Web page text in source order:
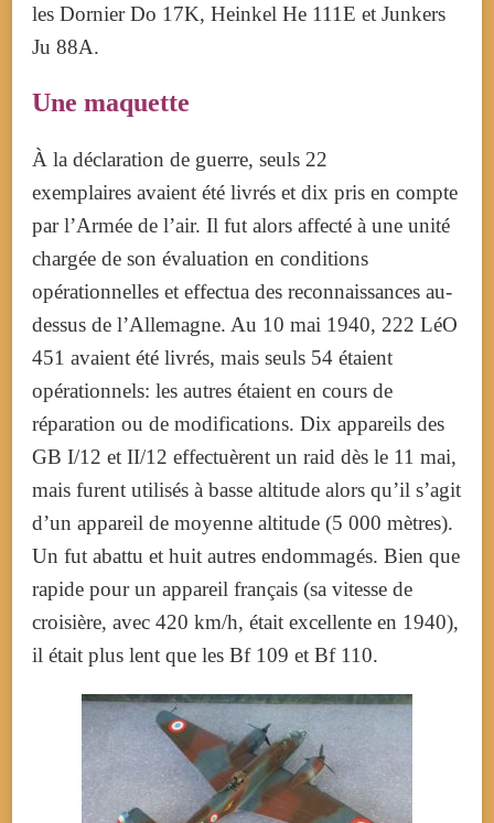
les Dornier Do 17K, Heinkel He 111E et Junkers
Ju 88A.
Une maquette
À la déclaration de guerre, seuls 22
exemplaires avaient été livrés et dix pris en compte
par l’Armée de l’air. Il fut alors affecté à une unité
chargée de son évaluation en conditions
opérationnelles et effectua des reconnaissances au-
dessus de l’Allemagne. Au 10 mai 1940, 222 LéO
451 avaient été livrés, mais seuls 54 étaient
opérationnels: les autres étaient en cours de
réparation ou de modifications. Dix appareils des
GB I/12 et II/12 effectuèrent un raid dès le 11 mai,
mais furent utilisés à basse altitude alors qu’il s’agit
d’un appareil de moyenne altitude (5 000 mètres).
Un fut abattu et huit autres endommagés. Bien que
rapide pour un appareil français (sa vitesse de
croisière, avec 420 km/h, était excellente en 1940),
il était plus lent que les Bf 109 et Bf 110.